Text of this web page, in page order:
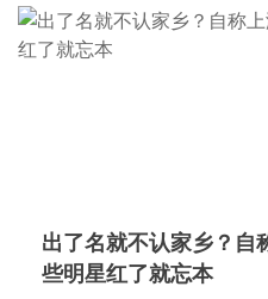
出了名就不认家乡？自
些明星红了就忘本